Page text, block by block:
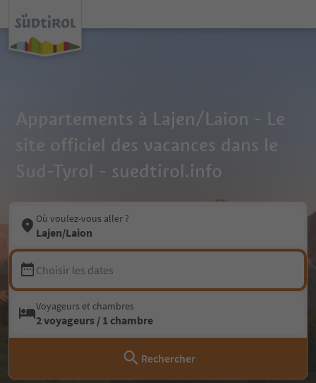
Appartements à Lajen/Laion - Le
site officiel des vacances dans le
Sud-Tyrol - suedtirol.info
Où voulez-vous aller ?
Lajen/Laion
Choisir les dates
Voyageurs et chambres
2 voyageurs / 1 chambre
Rechercher